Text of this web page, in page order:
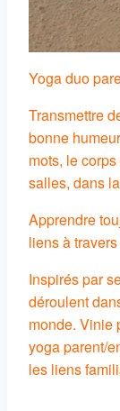
Yoga duo
Transmettre
bonne
mots, le
salles, dans
Apprendre
liens à
Inspirés par
déroulent
monde. Vinie
yoga parent/
les liens